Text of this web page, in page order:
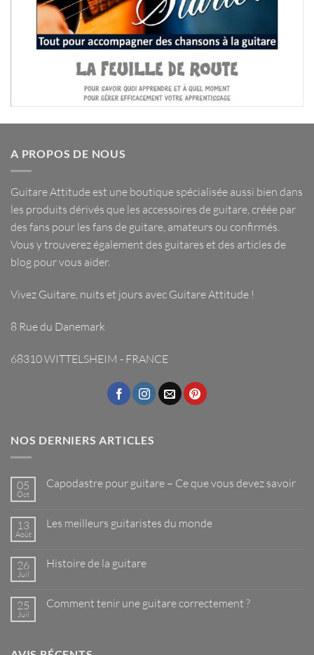
A PROPOS DE NOUS
Guitare Attitude est une boutique spécialisée aussi bien dans
les produits dérivés que les accessoires de guitare, créée par
des fans pour les fans de guitare, amateurs ou confirmés.
Vous y trouverez également des guitares et des articles de
blog pour vous aider.
Vivez Guitare, nuits et jours avec Guitare Attitude !
8 Rue du Danemark
68310 WITTELSHEIM - FRANCE
NOS DERNIERS ARTICLES
05
Oct
Capodastre pour guitare – Ce que vous devez savoir
Capodastre
Ce
que
savoir
13
Août
Les meilleurs guitaristes du monde
Les
monde
26
Juil
Histoire de la guitare
Histoire
25
Juil
Comment tenir une guitare correctement ?